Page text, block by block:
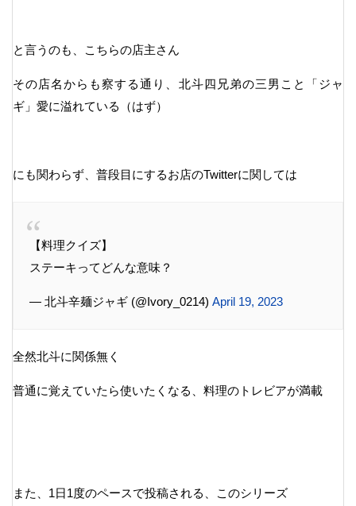
と言うのも、こちらの店主さん
その店名からも察する通り、北斗四兄弟の三男こと「ジャ
ギ」愛に溢れている（はず）
にも関わらず、普段目にするお店のTwitterに関しては
【料理クイズ】
ステーキってどんな意味？
— 北斗辛麺ジャギ (@Ivory_0214) April 19, 2023
全然北斗に関係無く
普通に覚えていたら使いたくなる、料理のトレビアが満載
また、1日1度のペースで投稿される、このシリーズ